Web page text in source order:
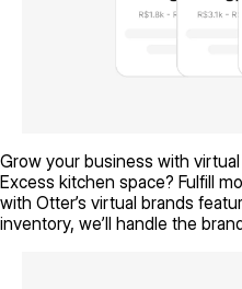
Grow your business with
Excess kitchen space? Fulfill
with Otter’s virtual brands
inventory, we’ll handle the